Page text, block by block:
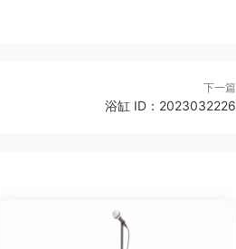
下一篇
浴缸 ID：2023032226